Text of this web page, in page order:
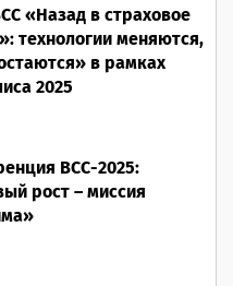
«Назад в страховое
технологии меняются,
в рамках
2025
ВСС-2025:
рост – миссия